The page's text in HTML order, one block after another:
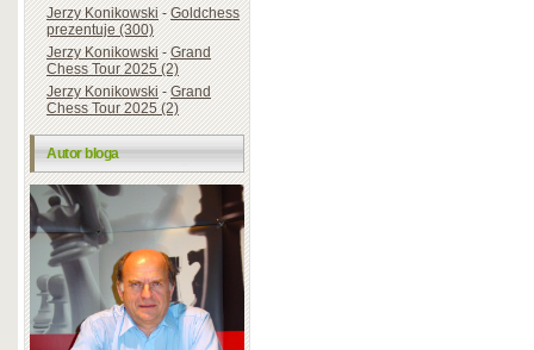
Jerzy Konikowski-Goldchess
prezentuje (300)
Jerzy Konikowski-Grand
Chess Tour 2025 (2)
Jerzy Konikowski-Grand
Chess Tour 2025 (2)
Autor bloga